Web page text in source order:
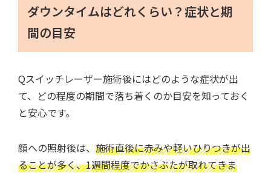
ダウンタイムはどれくらい？症状と期
間の目安
Qスイッチレーザー施術後にはどのような症状が出
て、どの程度の期間で落ち着くのか目安を知っておく
と安心です。
顔への照射後は、 施術直後に赤みや軽いひりつきが出
ることが多く、1週間程度でかさぶたが取れてきま